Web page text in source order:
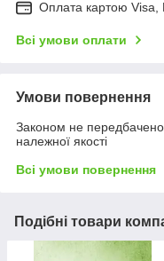
Оплата картою Visa,
Всі умови оплати
Умови повернення
Законом не
належної якості
Всі умови повернення
Подібні товари